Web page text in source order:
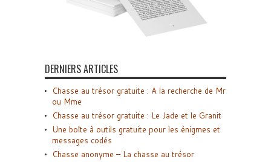
DERNIERS ARTICLES
Chasse au trésor gratuite : A la recherche de Mr
ou Mme
Chasse au trésor gratuite : Le Jade et le Granit
Une boîte à outils gratuite pour les énigmes et
messages codés
Chasse anonyme – La chasse au trésor